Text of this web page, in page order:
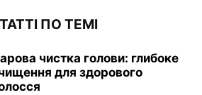
ПО ТЕМІ
чистка голови: глибоке
для здорового